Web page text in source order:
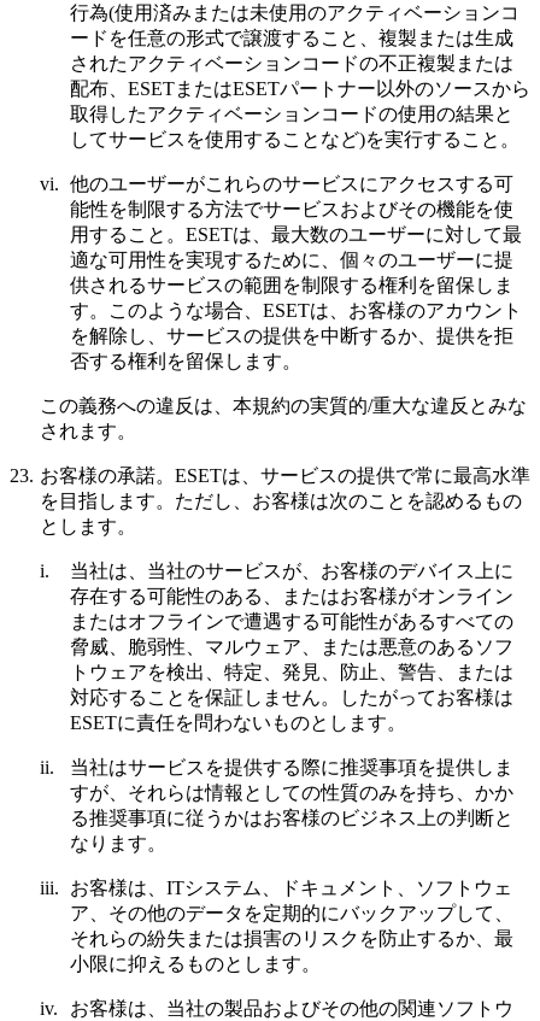
行為(使用済みまたは未使用のアクティベーションコ
ードを任意の形式で譲渡すること、複製または生成
されたアクティベーションコードの不正複製または
配布、ESETまたはESETパートナー以外のソースから
取得したアクティベーションコードの使用の結果と
してサービスを使用することなど)を実行すること。
vi. 他のユーザーがこれらのサービスにアクセスする可
能性を制限する方法でサービスおよびその機能を使
用すること。ESETは、最大数のユーザーに対して最
適な可用性を実現するために、個々のユーザーに提
供されるサービスの範囲を制限する権利を留保しま
す。このような場合、ESETは、お客様のアカウント
を解除し、サービスの提供を中断するか、提供を拒
否する権利を留保します。
この義務への違反は、本規約の実質的/重大な違反とみな
されます。
23. お客様の承諾。 ESETは、サービスの提供で常に最高水準
を目指します。ただし、お客様は次のことを認めるもの
とします。
i.
当社は、当社のサービスが、お客様のデバイス上に
存在する可能性のある、またはお客様がオンライン
またはオフラインで遭遇する可能性があるすべての
脅威、脆弱性、マルウェア、または悪意のあるソフ
トウェアを検出、特定、発見、防止、警告、または
対応することを保証しません。したがってお客様は
ESETに責任を問わないものとします。
ii.
当社はサービスを提供する際に推奨事項を提供しま
すが、それらは情報としての性質のみを持ち、かか
る推奨事項に従うかはお客様のビジネス上の判断と
なります。
iii.
お客様は、ITシステム、ドキュメント、ソフトウェ
ア、その他のデータを定期的にバックアップして、
それらの紛失または損害のリスクを防止するか、最
小限に抑えるものとします。
iv.
お客様は、当社の製品およびその他の関連ソフトウ